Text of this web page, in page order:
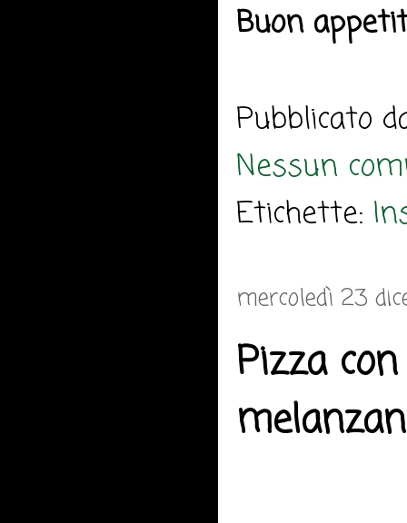
Buon
Pubblicato
Nessun
Etichette:
mercoledì 23
Pizza